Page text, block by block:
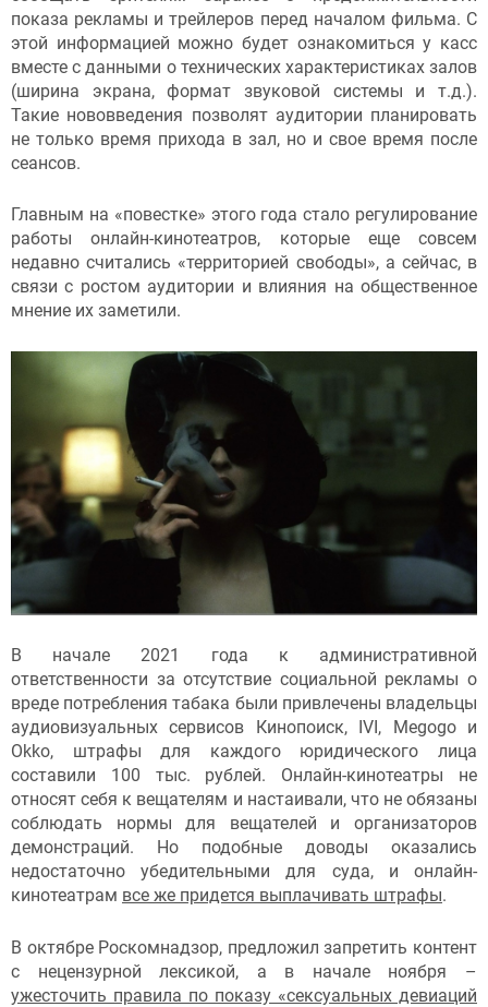
показа рекламы и трейлеров перед началом фильма. С
этой информацией можно будет ознакомиться у касс
вместе с данными о технических характеристиках залов
(ширина экрана, формат звуковой системы и т.д.).
Такие нововведения позволят аудитории планировать
не только время прихода в зал, но и свое время после
сеансов.
Главным на «повестке» этого года стало регулирование
работы онлайн-кинотеатров, которые еще совсем
недавно считались «территорией свободы», а сейчас, в
связи с ростом аудитории и влияния на общественное
мнение их заметили.
В начале 2021 года к административной
ответственности за отсутствие социальной рекламы о
вреде потребления табака были привлечены владельцы
аудиовизуальных сервисов Кинопоиск, IVI, Megogo и
Okko, штрафы для каждого юридического лица
составили 100 тыс. рублей. Онлайн-кинотеатры не
относят себя к вещателям и настаивали, что не обязаны
соблюдать нормы для вещателей и организаторов
демонстраций. Но подобные доводы оказались
недостаточно убедительными для суда, и онлайн-
кинотеатрам все же придется выплачивать штрафы.
В октябре Роскомнадзор, предложил запретить контент
с нецензурной лексикой, а в начале ноября –
ужесточить правила по показу «сексуальных девиаций